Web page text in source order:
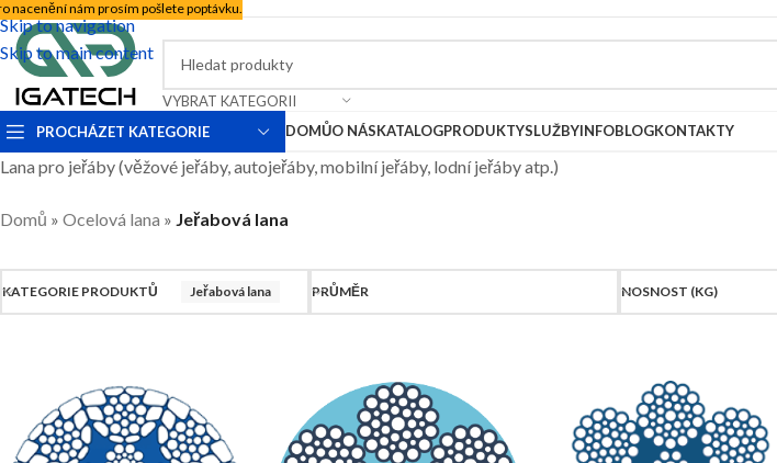
Skip to navigation
Skip to main content
nacenění nám prosím pošlete poptávku.
VYBRAT KATEGORII
PROCHÁZET KATEGORIE DOMŮO NÁSKATALOGPRODUKTYSLUŽBYINFOBLOGKONTAKTY
Lana pro jeřáby (věžové jeřáby, autojeřáby, mobilní jeřáby, lodní jeřáby atp.)
Domů » Ocelová lana » Jeřabová lana
KATEGORIE PRODUKTŮ Jeřabová lana PRŮMĚR NOSNOST (KG)